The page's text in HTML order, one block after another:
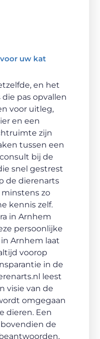
uw kat
en het
pas opvallen
voor uitleg,
en een
zijn
tussen een
bij de
snel gestrest
de dierenarts
zo
kennis zelf.
in Arnhem
persoonlijke
Arnhem laat
voorop
in de
leest
visie van de
omgegaan
dieren. Een
de